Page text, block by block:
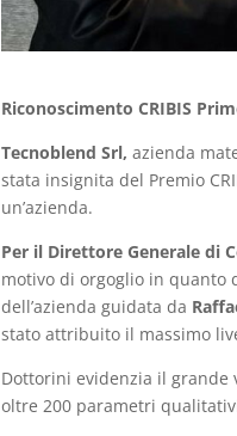
Riconoscimento CRIBIS
Tecnoblend Srl, azienda
stata insignita del Premio
un’azienda.
Per il Direttore Generale di
motivo di orgoglio in
dell’azienda guidata da
stato attribuito il massimo
Dottorini evidenzia il grande
oltre 200 parametri